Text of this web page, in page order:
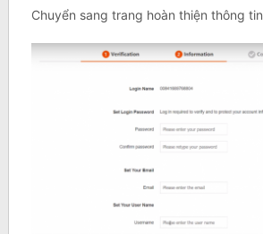
Chuyển sang trang hoàn thiện thông tin